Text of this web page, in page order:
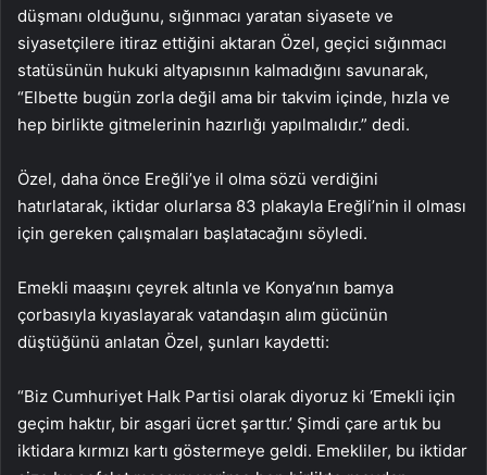
düşmanı olduğunu, sığınmacı yaratan siyasete ve
siyasetçilere itiraz ettiğini aktaran Özel, geçici sığınmacı
statüsünün hukuki altyapısının kalmadığını savunarak,
“Elbette bugün zorla değil ama bir takvim içinde, hızla ve
hep birlikte gitmelerinin hazırlığı yapılmalıdır.” dedi.
Özel, daha önce Ereğli’ye il olma sözü verdiğini
hatırlatarak, iktidar olurlarsa 83 plakayla Ereğli’nin il olması
için gereken çalışmaları başlatacağını söyledi.
Emekli maaşını çeyrek altınla ve Konya’nın bamya
çorbasıyla kıyaslayarak vatandaşın alım gücünün
düştüğünü anlatan Özel, şunları kaydetti:
“Biz Cumhuriyet Halk Partisi olarak diyoruz ki ‘Emekli için
geçim haktır, bir asgari ücret şarttır.’ Şimdi çare artık bu
iktidara kırmızı kartı göstermeye geldi. Emekliler, bu iktidar